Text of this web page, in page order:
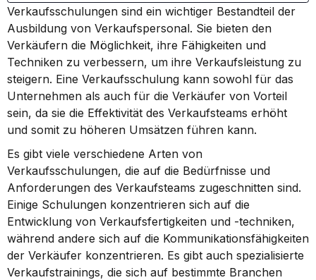
Verkaufsschulungen sind ein wichtiger Bestandteil der
Ausbildung von Verkaufspersonal. Sie bieten den
Verkäufern die Möglichkeit, ihre Fähigkeiten und
Techniken zu verbessern, um ihre Verkaufsleistung zu
steigern. Eine Verkaufsschulung kann sowohl für das
Unternehmen als auch für die Verkäufer von Vorteil
sein, da sie die Effektivität des Verkaufsteams erhöht
und somit zu höheren Umsätzen führen kann.
Es gibt viele verschiedene Arten von
Verkaufsschulungen, die auf die Bedürfnisse und
Anforderungen des Verkaufsteams zugeschnitten sind.
Einige Schulungen konzentrieren sich auf die
Entwicklung von Verkaufsfertigkeiten und -techniken,
während andere sich auf die Kommunikationsfähigkeiten
der Verkäufer konzentrieren. Es gibt auch spezialisierte
Verkaufstrainings, die sich auf bestimmte Branchen